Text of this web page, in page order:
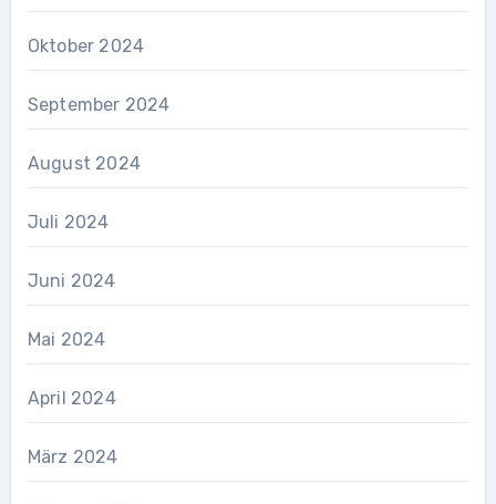
Oktober 2024
September 2024
August 2024
Juli 2024
Juni 2024
Mai 2024
April 2024
März 2024